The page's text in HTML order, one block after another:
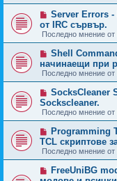
Server Errors -
от IRC сървър.
Последно мнение от
Shell
начинаещи при
Последно мнение от
SocksCleaner
Sockscleaner.
Последно мнение от
Programming
TCL скриптове
Последно мнение от
FreeUniBG